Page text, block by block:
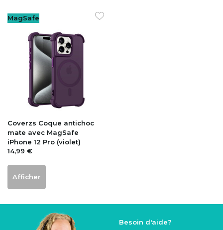
MagSafe
Coverzs Coque antichoc
mate avec MagSafe
iPhone 12 Pro (violet)
14,99 €
Afficher
Besoin d'aide?